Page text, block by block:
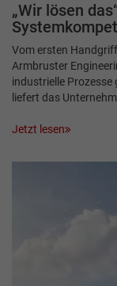
„Wir lösen
Vom ersten
Armbruster
industrielle Prozesse
liefert das
Jetzt lesen